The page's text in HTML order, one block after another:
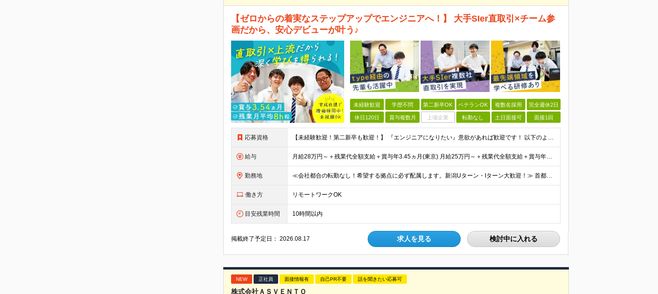
【ゼロからの着実なステップアップでエンジニアへ！】 大手SIer直取引×チーム参
画だから、安心デビューが叶う♪
未経験歓迎 学歴不問 第二新卒OK ベテランOK 複数名採用 完全週休2日
休日120日 賞与複数月 上場企業 転勤なし 土日面接可 面接1回
応募資格 【未経験歓迎！第二新卒も歓迎！】 『エンジニアになりたい』意欲があれば歓迎です！ 以下のような方も尚歓迎です！ ・学生時代に情報系の学部で学んでいた方 ・ITスクールや独学でプログラミングを学んだこ
給与 月給28万円～＋残業代全額支給＋賞与年3.45ヵ月(東京) 月給25万円～＋残業代全額支給＋賞与年3.45ヵ月(新潟・長岡) 入社時想定年収： 392万円～ (東京) 350万円～ (新潟・長岡)
勤務地 ≪会社都合の転勤なし！希望する拠点に必ず配属します。新潟Uターン・Iターン大歓迎！≫ 首都圏(東京、神奈川、千葉、埼玉)または新潟市、長岡市周辺のお客様先または各拠点での勤務となります。 ■東京支社
働き方 リモートワークOK
目安残業時間 10時間以内
掲載終了予定日：2026.08.17 求人を見る 検討中に入れる
NEW 正社員 面接情報有 自己PR不要 話を聞きたい応募可
株式会社ＡＳＶＥＮＴＯ